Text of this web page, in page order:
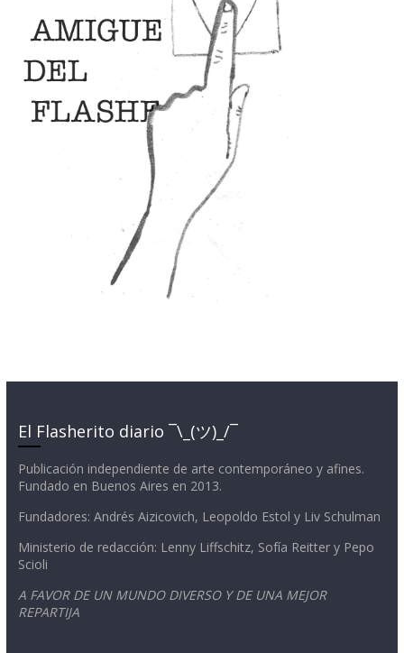
El Flasherito diario ¯\_(ツ)_/¯
Publicación independiente de arte contemporáneo y afines.
Fundado en Buenos Aires en 2013.
Fundadores: Andrés Aizicovich, Leopoldo Estol y Liv Schulman
Ministerio de redacción: Lenny Liffschitz, Sofía Reitter y Pepo
Scioli
A FAVOR DE UN MUNDO DIVERSO Y DE UNA MEJOR
REPARTIJA